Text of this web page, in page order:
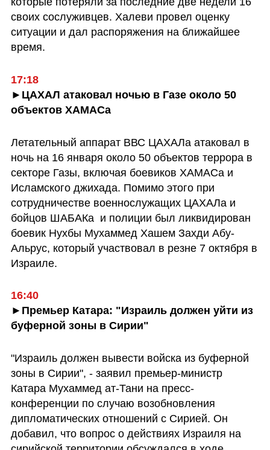
своих сослуживцев. Халеви провел оценку
ситуации и дал распоряжения на ближайшее
время.
17:18
►ЦАХАЛ атаковал ночью в Газе около 50
объектов ХАМАСа
Летательный аппарат ВВС ЦАХАЛа атаковал в
ночь на 16 января около 50 объектов террора в
секторе Газы, включая боевиков ХАМАСа и
Исламского джихада. Помимо этого при
сотрудничестве военнослужащих ЦАХАЛа и
бойцов ШАБАКа  и полиции был ликвидирован
боевик Нухбы Мухаммед Хашем Захди Абу-
Альрус, который участвовал в резне 7 октября в
Израиле.
16:40
►Премьер Катара: "Израиль должен уйти из
буферной зоны в Сирии"
"Израиль должен вывести войска из буферной
зоны в Сирии", - заявил премьер-министр
Катара Мухаммед ат-Тани на пресс-
конференции по случаю возобновления
дипломатических отношений с Сирией. Он
добавил, что вопрос о действиях Израиля на